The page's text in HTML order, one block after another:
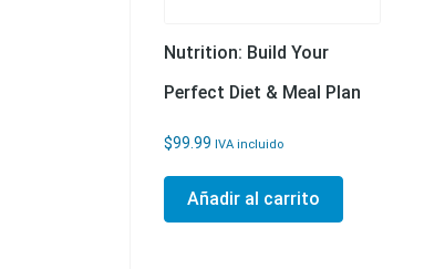
Nutrition: Build Your
Perfect Diet & Meal Plan
$99.99 IVA incluido
Añadir al carrito